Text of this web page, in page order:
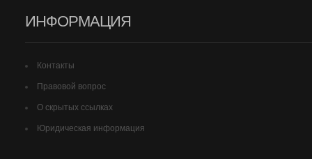
ИНФОРМАЦИЯ
Контакты
Правовой вопрос
О скрытых ссылках
Юридическая информация